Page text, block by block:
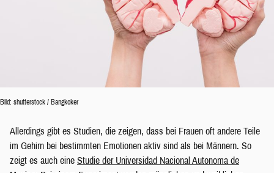
Bild: shutterstock / Bangkoker
Allerdings gibt es Studien, die zeigen, dass bei Frauen oft andere Teile
im Gehirn bei bestimmten Emotionen aktiv sind als bei Männern. So
zeigt es auch eine Studie der Universidad Nacional Autonoma de